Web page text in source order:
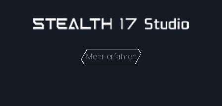
Mehr erfahren